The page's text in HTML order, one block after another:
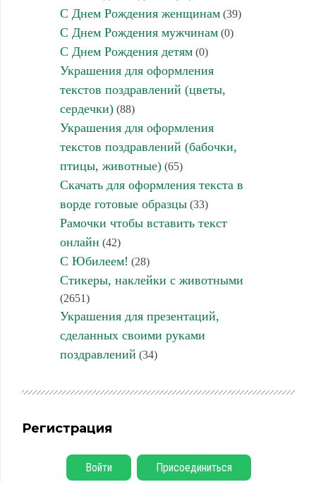
С Днем Рождения женщинам(39)
С Днем Рождения мужчинам(0)
С Днем Рождения детям(0)
Украшения для оформления
текстов поздравлений (цветы,
сердечки)(88)
Украшения для оформления
текстов поздравлений (бабочки,
птицы, животные)(65)
Скачать для оформления текста в
ворде готовые образцы(33)
Рамочки чтобы вставить текст
онлайн (42)
С Юбилеем! (28)
Стикеры, наклейки с животными
(2651)
Украшения для презентаций,
сделанных своими руками
поздравлений (34)
Регистрация
Войти Присоединиться